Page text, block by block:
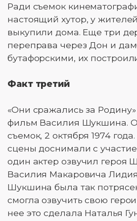
Ради съемок
настоящий хутор, у
выкупили дома. Еще три
переправа через Дон и
бутафорскими, их
Факт третий
«Они сражались за
фильм Василия Шукшина.
съемок, 2 октября 1974
сцены доснимали с
один актер озвучил героя
Василия Макаровича
Шукшина была так
смогла озвучить свою
нее это сделала Наталья